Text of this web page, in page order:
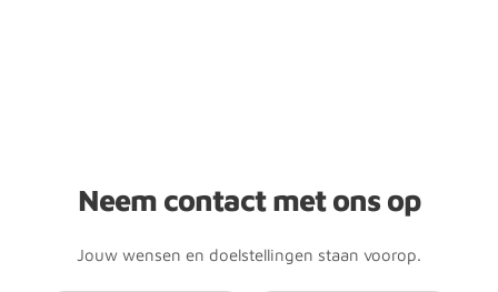
Neem contact met ons op
Jouw wensen en doelstellingen staan voorop.